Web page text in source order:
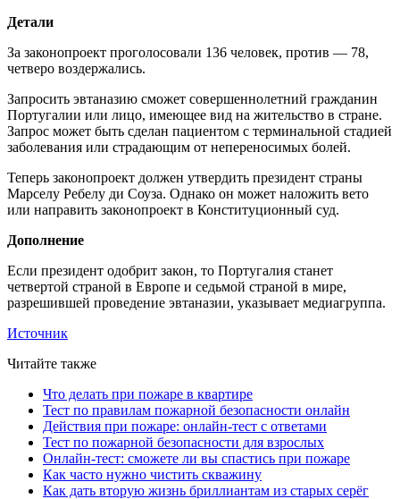
Детали
За законопроект проголосовали 136 человек, против — 78,
четверо воздержались.
Запросить эвтаназию сможет совершеннолетний гражданин
Португалии или лицо, имеющее вид на жительство в стране.
Запрос может быть сделан пациентом с терминальной стадией
заболевания или страдающим от непереносимых болей.
Теперь законопроект должен утвердить президент страны
Марселу Ребелу ди Соуза. Однако он может наложить вето
или направить законопроект в Конституционный суд.
Дополнение
Если президент одобрит закон, то Португалия станет
четвертой страной в Европе и седьмой страной в мире,
разрешившей проведение эвтаназии, указывает медиагруппа.
Источник
Читайте также
Что делать при пожаре в квартире
Тест по правилам пожарной безопасности онлайн
Действия при пожаре: онлайн-тест с ответами
Тест по пожарной безопасности для взрослых
Онлайн-тест: сможете ли вы спастись при пожаре
Как часто нужно чистить скважину
Как дать вторую жизнь бриллиантам из старых серёг